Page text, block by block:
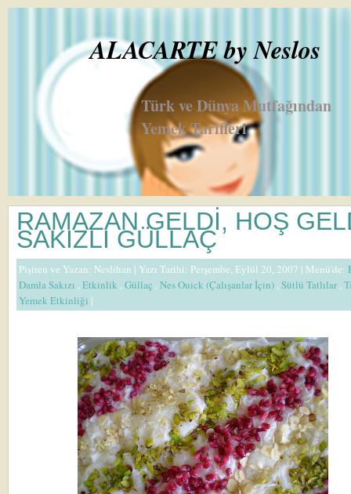
ALACARTE by Neslos
Türk ve Dünya Mutfağından
Yemek Tarifleri
RAMAZAN GELDİ, HOŞ
SAKIZLI GÜLLAÇ
Pişiren ve Yazan: Neslihan | Yazı Tarihi: Perşembe, Eylül 20, 2007 | Menü'de:
Damla Sakızı ,Etkinlik ,Güllaç ,Nes Ouick (Çalışanlar İçin) ,Sütlü Tatlılar,
Yemek Etkinliği |